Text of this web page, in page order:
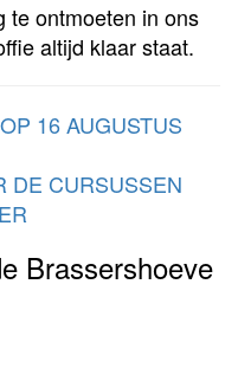
te ontmoeten in ons
altijd klaar staat.
16 AUGUSTUS
DE CURSUSSEN
Brassershoeve